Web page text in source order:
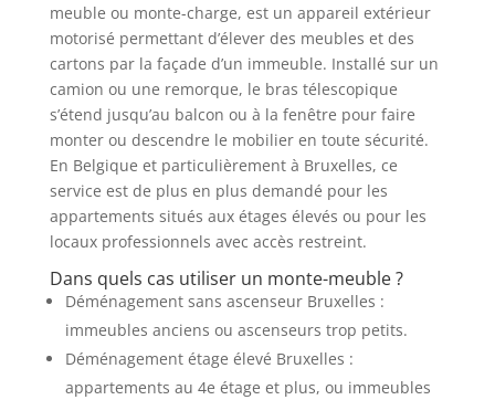
meuble ou monte-charge, est un appareil extérieur
motorisé permettant d’élever des meubles et des
cartons par la façade d’un immeuble. Installé sur un
camion ou une remorque, le bras télescopique
s’étend jusqu’au balcon ou à la fenêtre pour faire
monter ou descendre le mobilier en toute sécurité.
En Belgique et particulièrement à Bruxelles, ce
service est de plus en plus demandé pour les
appartements situés aux étages élevés ou pour les
locaux professionnels avec accès restreint.
Dans quels cas utiliser un monte-meuble ?
Déménagement sans ascenseur Bruxelles :
immeubles anciens ou ascenseurs trop petits.
Déménagement étage élevé Bruxelles :
appartements au 4e étage et plus, ou immeubles